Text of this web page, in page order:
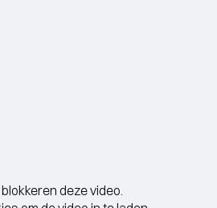
deze video.